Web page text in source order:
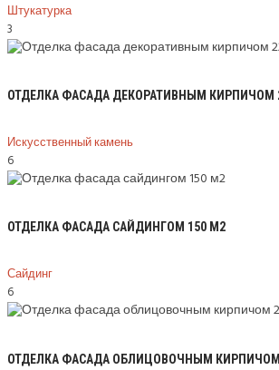
Штукатурка
3
ОТДЕЛКА ФАСАДА ДЕКОРАТИВНЫМ КИРПИЧОМ
Искусственный камень
6
ОТДЕЛКА ФАСАДА САЙДИНГОМ 150 М2
Сайдинг
6
ОТДЕЛКА ФАСАДА ОБЛИЦОВОЧНЫМ КИРПИЧОМ